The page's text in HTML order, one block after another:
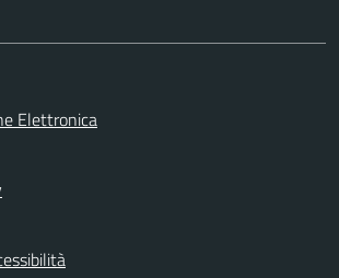
Elettronica